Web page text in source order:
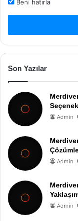
Beni hatırla
Son Yazılar
Admin
Admin
Admin